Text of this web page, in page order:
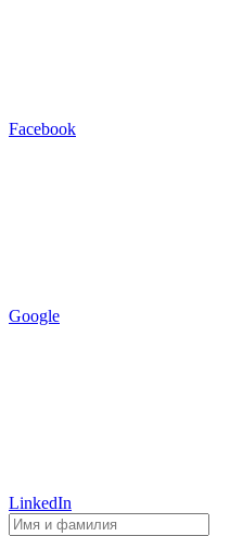
Facebook
Google
LinkedIn